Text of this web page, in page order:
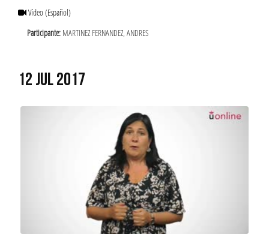
Vídeo(Español)
Participante: MARTINEZ FERNANDEZ, ANDRES
12 JUL 2017